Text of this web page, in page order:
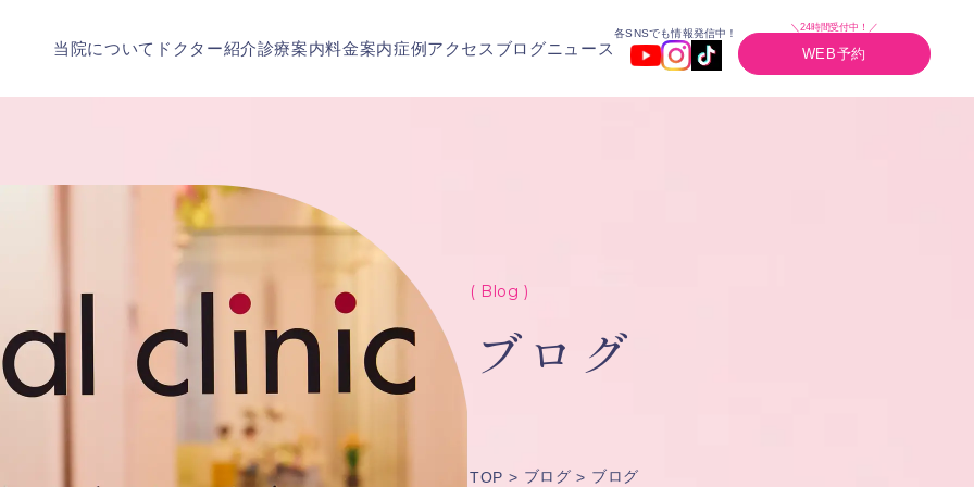
当院について ドクター紹介診療案内料金案内症例アクセス ブログニュース
各SNSでも情報発信中！
＼24時間受付中！／
WEB予約
( Blog )
ブログ
TOP ブログ ブログ